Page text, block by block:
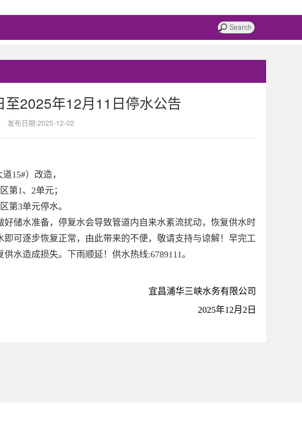
2025年12月11日停水公告
发布日期:2025-12-02
15#）改造，
第1、2单元；
第3单元停水。
储水准备，停复水会导致管道内自来水紊流扰动，恢复供水时
可逐步恢复正常，由此带来的不便，敬请支持与谅解！早完工
水造成损失。下雨顺延！供水热线:6789111。
宜昌浦华三峡水务有限公司
2025年12月2日